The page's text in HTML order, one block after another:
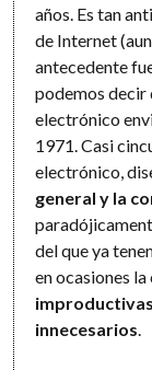
años. Es tan
de Internet
antecedente
podemos decir
electrónico
1971. Casi
electrónico,
general y la
del que ya
en ocasiones
improductivas
innecesarios.